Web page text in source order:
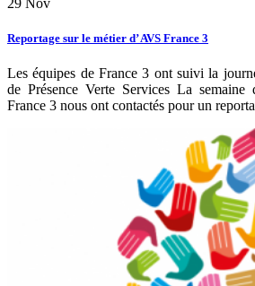
29 Nov
Reportage sur le métier d’ AVS France 3
Les équipes de France 3 ont suivi la
de Présence Verte Services La semaine
France 3 nous ont contactés pour un